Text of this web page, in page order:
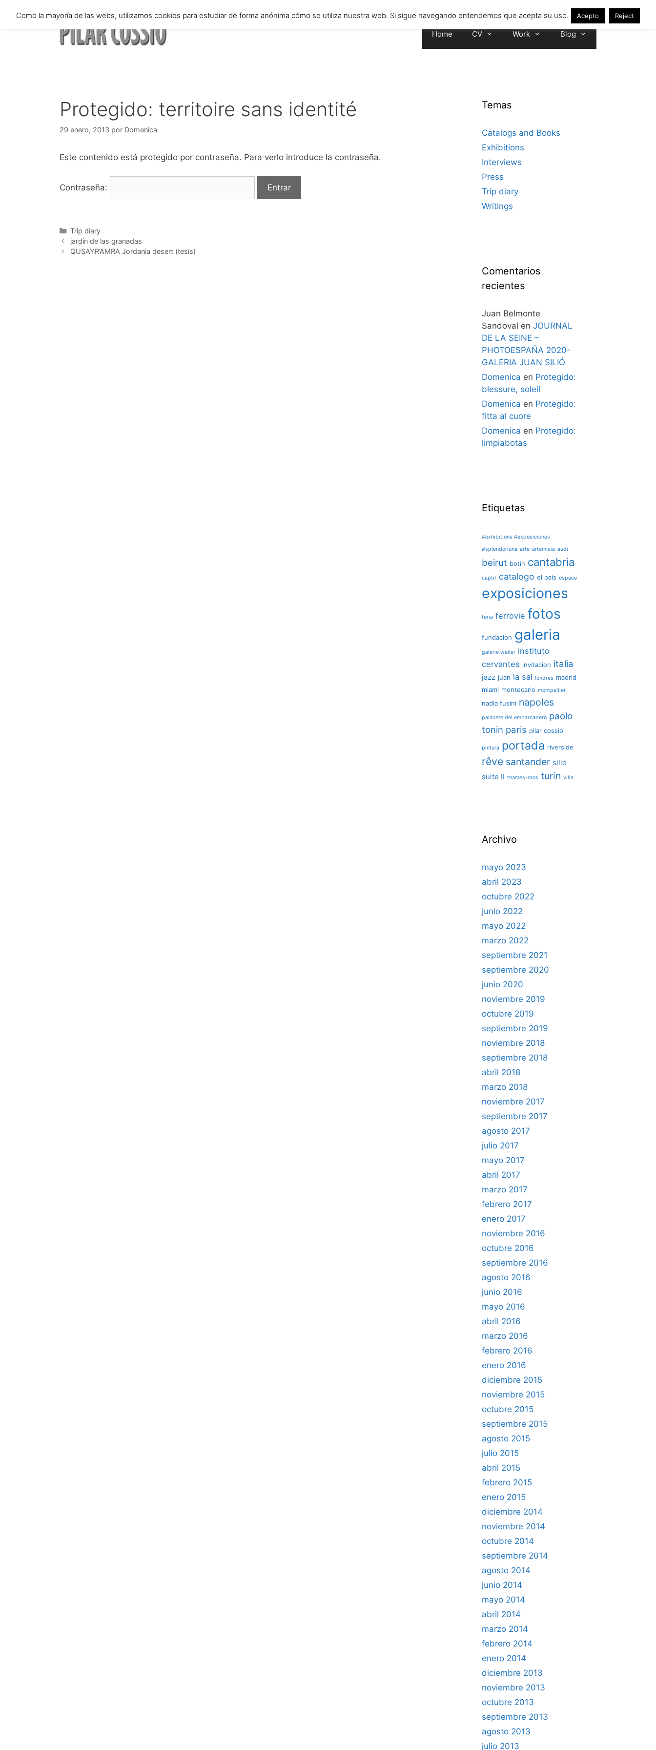
Home CV Work Blog
Protegido: territoire sans identité
29 enero, 2013 por Domenica
Este contenido está protegido por contraseña. Para verlo introduce la contraseña.
Contraseña:
Categorías
Trip diary
jardin de las granadas
QUSAYR’AMRA Jordania desert (tesis)
Temas
Catalogs and Books
Exhibitions
Interviews
Press
Trip diary
Writings
Comentarios
recientes
Juan Belmonte
Sandoval en JOURNAL
DE LA SEINE –
PHOTOESPAÑA 2020-
GALERIA JUAN SILIÓ
Domenica en Protegido:
blessure, soleil
Domenica en Protegido:
fitta al cuore
Domenica en Protegido:
limpiabotas
Etiquetas
#exhibitions #exposiciones
#splendorluna arte artemisia audi
beirut botin cantabria
captif catalogo el pais espace
exposiciones
feria ferrovie fotos
fundacion galeria
galerie weiler instituto
cervantes invitacion italia
jazz juan la sal londres madrid
miami montecarlo montpellier
nadia fusini napoles
palacete del embarcadero paolo
tonin paris pilar cossio
pintura portada riverside
rêve santander silio
suite II thames-raos turin villa
Archivo
mayo 2023
abril 2023
octubre 2022
junio 2022
mayo 2022
marzo 2022
septiembre 2021
septiembre 2020
junio 2020
noviembre 2019
octubre 2019
septiembre 2019
noviembre 2018
septiembre 2018
abril 2018
marzo 2018
noviembre 2017
septiembre 2017
agosto 2017
julio 2017
mayo 2017
abril 2017
marzo 2017
febrero 2017
enero 2017
noviembre 2016
octubre 2016
septiembre 2016
agosto 2016
junio 2016
mayo 2016
abril 2016
marzo 2016
febrero 2016
enero 2016
diciembre 2015
noviembre 2015
octubre 2015
septiembre 2015
agosto 2015
julio 2015
abril 2015
febrero 2015
enero 2015
diciembre 2014
noviembre 2014
octubre 2014
septiembre 2014
agosto 2014
junio 2014
mayo 2014
abril 2014
marzo 2014
febrero 2014
enero 2014
diciembre 2013
noviembre 2013
octubre 2013
septiembre 2013
agosto 2013
julio 2013
Como la mayoría de las webs, utilizamos cookies para estudiar de forma anónima cómo se utiliza nuestra web. Si sigue navegando entendemos que acepta su uso. Acepto Reject